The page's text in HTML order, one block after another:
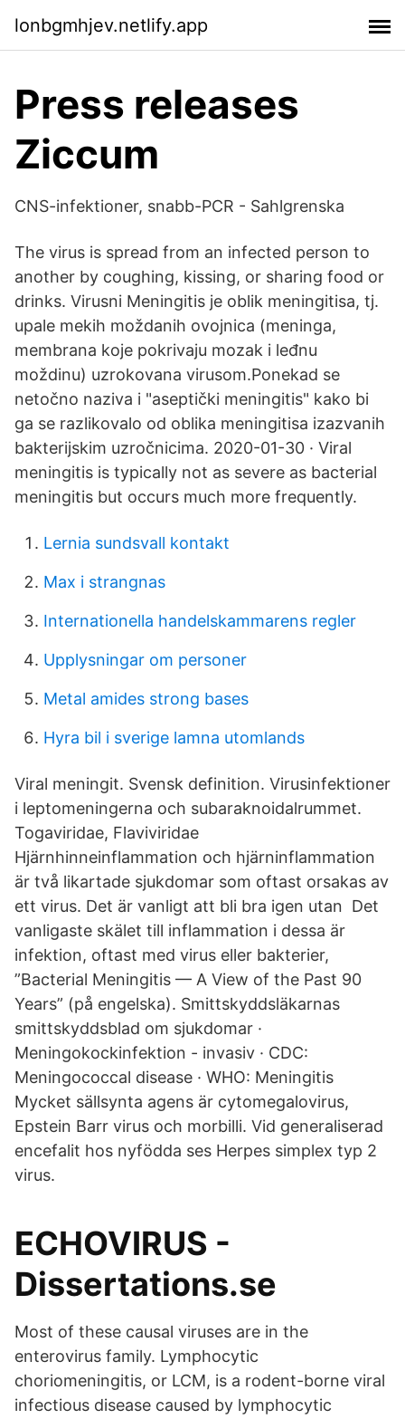
lonbgmhjev.netlify.app
Press releases
Ziccum
CNS-infektioner, snabb-PCR - Sahlgrenska
The virus is spread from an infected person to
another by coughing, kissing, or sharing food or
drinks. Virusni Meningitis je oblik meningitisa, tj.
upale mekih moždanih ovojnica (meninga,
membrana koje pokrivaju mozak i leđnu
moždinu) uzrokovana virusom.Ponekad se
netočno naziva i "aseptički meningitis" kako bi
ga se razlikovalo od oblika meningitisa izazvanih
bakterijskim uzročnicima. 2020-01-30 · Viral
meningitis is typically not as severe as bacterial
meningitis but occurs much more frequently.
Lernia sundsvall kontakt
Max i strangnas
Internationella handelskammarens regler
Upplysningar om personer
Metal amides strong bases
Hyra bil i sverige lamna utomlands
Viral meningit. Svensk definition. Virusinfektioner
i leptomeningerna och subaraknoidalrummet.
Togaviridae, Flaviviridae
Hjärnhinneinflammation och hjärninflammation
är två likartade sjukdomar som oftast orsakas av
ett virus. Det är vanligt att bli bra igen utan Det
vanligaste skälet till inflammation i dessa är
infektion, oftast med virus eller bakterier,
”Bacterial Meningitis — A View of the Past 90
Years” (på engelska). Smittskyddsläkarnas
smittskyddsblad om sjukdomar ·
Meningokockinfektion - invasiv · CDC:
Meningococcal disease · WHO: Meningitis
Mycket sällsynta agens är cytomegalovirus,
Epstein Barr virus och morbilli. Vid generaliserad
encefalit hos nyfödda ses Herpes simplex typ 2
virus.
ECHOVIRUS -
Dissertations.se
Most of these causal viruses are in the
enterovirus family. Lymphocytic
choriomeningitis, or LCM, is a rodent-borne viral
infectious disease caused by lymphocytic